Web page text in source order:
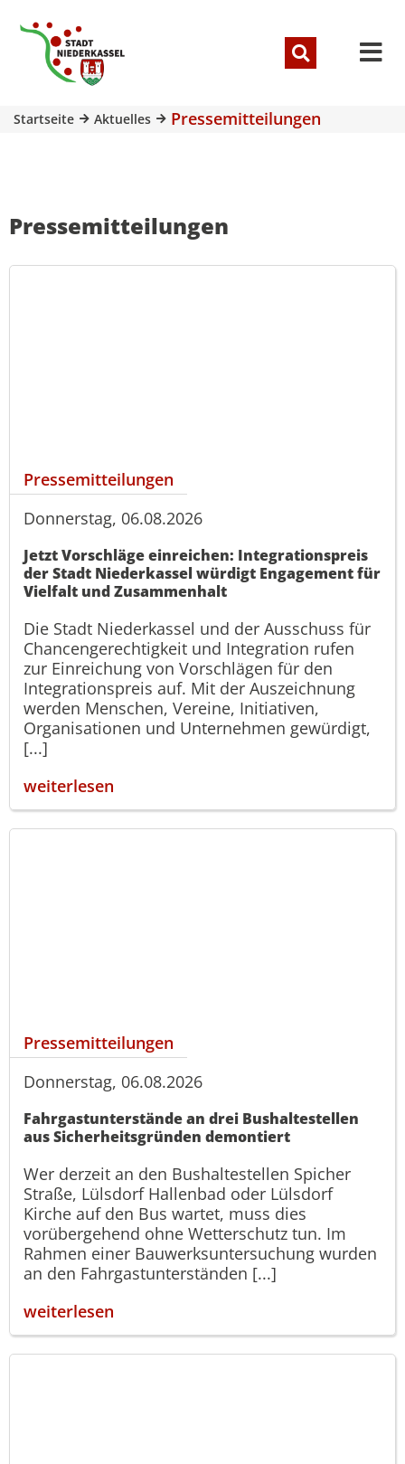
Startseite Aktuelles Pressemitteilungen
Pressemitteilungen
Pressemitteilungen
Donnerstag, 06.08.2026
Jetzt Vorschläge einreichen: Integrationspreis
der Stadt Niederkassel würdigt Engagement für
Vielfalt und Zusammenhalt
Die Stadt Niederkassel und der Ausschuss für
Chancengerechtigkeit und Integration rufen
zur Einreichung von Vorschlägen für den
Integrationspreis auf. Mit der Auszeichnung
werden Menschen, Vereine, Initiativen,
Organisationen und Unternehmen gewürdigt,
[...]
weiterlesen
Pressemitteilungen
Donnerstag, 06.08.2026
Fahrgastunterstände an drei Bushaltestellen
aus Sicherheitsgründen demontiert
Wer derzeit an den Bushaltestellen Spicher
Straße, Lülsdorf Hallenbad oder Lülsdorf
Kirche auf den Bus wartet, muss dies
vorübergehend ohne Wetterschutz tun. Im
Rahmen einer Bauwerksuntersuchung wurden
an den Fahrgastunterständen [...]
weiterlesen